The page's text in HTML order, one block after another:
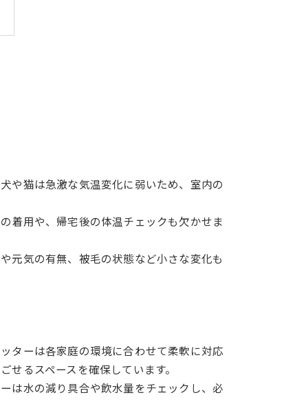
や猫は急激な気温変化に弱いため、室内の
着用や、帰宅後の体温チェックも欠かせま
元気の有無、被毛の状態など小さな変化も
ターは各家庭の環境に合わせて柔軟に対応
るスペースを確保しています。
は水の減り具合や飲水量をチェックし、必